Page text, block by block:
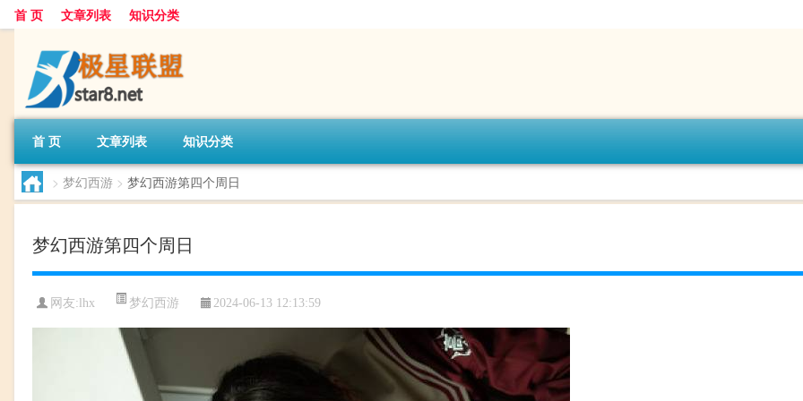
首 页 文章列表 知识分类
首 页 文章列表 知识分类
> 梦幻西游 > 梦幻西游第四个周日
梦幻西游第四个周日
网友:lhx 梦幻西游 2024-06-13 12:13:59